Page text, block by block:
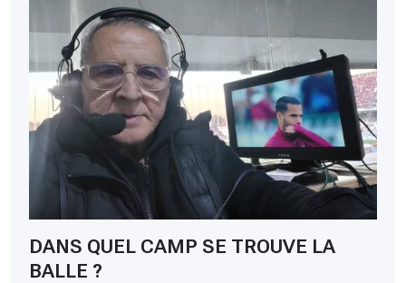
DANS QUEL CAMP SE TROUVE LA
BALLE ?